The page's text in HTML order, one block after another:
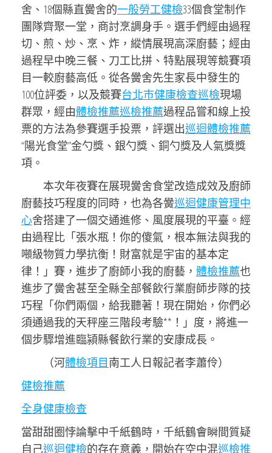
舍、18個縣直黌舍的一般勞工健檢33個食堂制作
團隊齊聚一堂，商討烹調身手。選手們經由過程
切、煎、炒、烹、炸，縱情展現高深廚藝；經由
過程早中晚三餐、刀工比拼、特點展現等競賽項
目一較廚藝高低。從各黌舍先生家長中發生的
100位評委，以及競賽台北巿健康檢查巡檢現場
群眾，經由體檢推薦巡檢推薦過程品嘗和線上投
票的方法為參賽選手投票，評選出巡迴體檢推薦
“陽光食堂”金勺獎、銀勺獎、銅勺獎及人氣獎獎
項。
本次年夜賽在展現黌舍食堂改造成效及廚師
廚藝技巧程度的同時，也為各黌巡迴健康管理中
心舍搭建了一個交通進修、風度展現的平臺。經
由過程比「張水瓶！你的傻氣，根本無法與我的
噸級物質力學抗衡！財富就是宇宙的基本定
律！」賽，進步了廚師小我的廚藝， 體檢推薦也
進步了黌舍甚至全縣全部餐飲行業廚師步隊的技
巧程「你們兩個，給我聽著！現在開始，你們必
須通過我的天秤座三階段考驗**！」度，將進一
個步驟增進臨潁縣餐飲行業的安康成長。
（河體檢項目南工人日報記者李蕭伶）
健檢推薦
全身健康檢查
當甜甜圈悖論擊中千紙鶴時，千紙鶴會瞬間質疑
自己巡迴健檢的存在意義，開始在空中混巡檢推